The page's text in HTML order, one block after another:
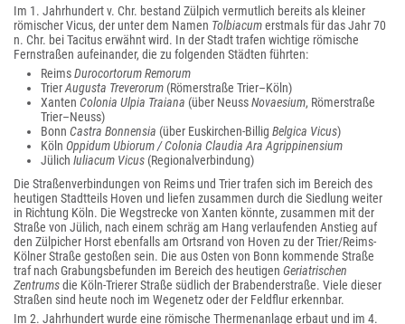
Im 1. Jahrhundert v. Chr. bestand Zülpich vermutlich bereits als kleiner
römischer Vicus, der unter dem Namen Tolbiacumerstmals für das Jahr 70
n. Chr. bei Tacitus erwähnt wird. In der Stadt trafen wichtige römische
Fernstraßen aufeinander, die zu folgenden Städten führten:
ReimsDurocortorum Remorum
TrierAugusta Treverorum (Römerstraße Trier–Köln)
Xanten Colonia Ulpia Traiana (über NeussNovaesium, Römerstraße
Trier–Neuss)
Bonn Castra Bonnensia (über Euskirchen-Billig Belgica Vicus)
Köln Oppidum Ubiorum / Colonia Claudia Ara Agrippinensium
Jülich Iuliacum Vicus (Regionalverbindung)
Die Straßenverbindungen von Reims und Trier trafen sich im Bereich des
heutigen Stadtteils Hoven und liefen zusammen durch die Siedlung weiter
in Richtung Köln. Die Wegstrecke von Xanten könnte, zusammen mit der
Straße von Jülich, nach einem schräg am Hang verlaufenden Anstieg auf
den Zülpicher Horst ebenfalls am Ortsrand von Hoven zu der Trier/Reims-
Kölner Straße gestoßen sein. Die aus Osten von Bonn kommende Straße
traf nach Grabungsbefunden im Bereich des heutigen Geriatrischen
Zentrumsdie Köln-Trierer Straße südlich der Brabenderstraße. Viele dieser
Straßen sind heute noch im Wegenetz oder der Feldflur erkennbar.
Im 2. Jahrhundert wurde eine römische Thermenanlage erbaut und im 4.